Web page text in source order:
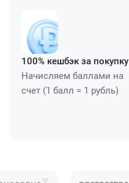
100% кешбэк за покупку
Начисляем баллами на
счет (1 балл = 1 рубль)